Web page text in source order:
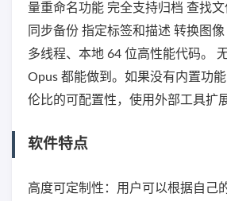
量重命名功能 完全支持归档 查找
同步备份 指定标签和描述 转换图
多线程、本地 64 位高性能代码。
Opus 都能做到。如果没有内置功
伦比的可配置性，使用外部工具扩
软件特点
高度可定制性：用户可以根据自己